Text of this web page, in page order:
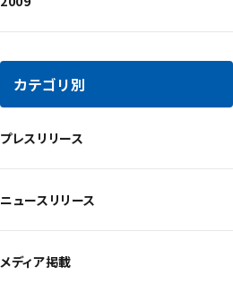
カテゴリ別
プレスリリース
ニュースリリース
メディア掲載